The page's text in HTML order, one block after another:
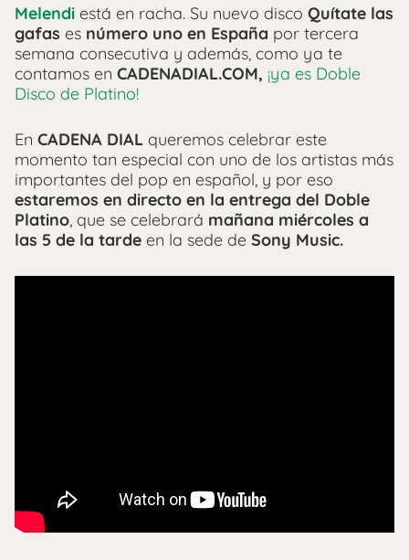
Melendi está en racha. Su nuevo disco Quítate las
gafas es número uno en España por tercera
semana consecutiva y además, como ya te
contamos en CADENADIAL.COM, ¡ya es Doble
Disco de Platino!
En CADENA DIAL queremos celebrar este
momento tan especial con uno de los artistas más
importantes del pop en español, y por eso
estaremos en directo en la entrega del Doble
Platino, que se celebrará mañana miércoles a
las 5 de la tarde en la sede de Sony Music.